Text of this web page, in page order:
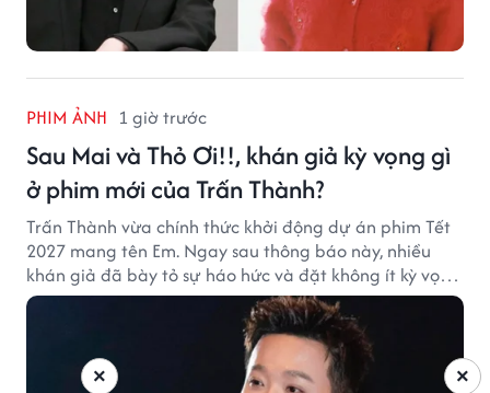
PHIM ẢNH 1 giờ trước
Sau Mai và Thỏ Ơi!!, khán giả kỳ vọng gì
ở phim mới của Trấn Thành?
Trấn Thành vừa chính thức khởi động dự án phim Tết
2027 mang tên Em. Ngay sau thông báo này, nhiều
khán giả đã bày tỏ sự háo hức và đặt không ít kỳ vọng
vào bộ phim mới của Trấn Thành.
×
×